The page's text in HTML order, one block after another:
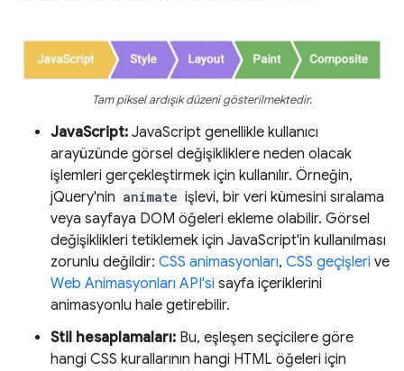
Tam piksel ardışık düzeni gösterilmektedir.
JavaScript: JavaScript genellikle kullanıcı
arayüzünde görsel değişikliklere neden olacak
işlemleri gerçekleştirmek için kullanılır. Örneğin,
jQuery'nin animate işlevi, bir veri kümesini sıralama
veya sayfaya DOM öğeleri ekleme olabilir. Görsel
değişiklikleri tetiklemek için JavaScript'in kullanılması
zorunlu değildir: CSS animasyonları, CSS geçişleri ve
Web Animasyonları API'si sayfa içeriklerini
animasyonlu hale getirebilir.
Stil hesaplamaları: Bu, eşleşen seçicilere göre
hangi CSS kurallarının hangi HTML öğeleri için